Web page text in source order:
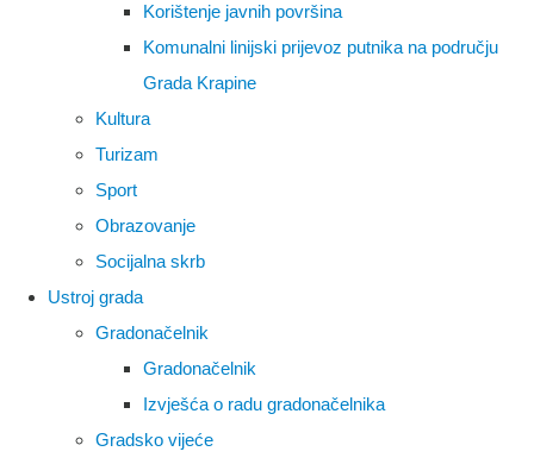
Korištenje javnih površina
Komunalni linijski prijevoz putnika na području
Grada Krapine
Kultura
Turizam
Sport
Obrazovanje
Socijalna skrb
Ustroj grada
Gradonačelnik
Gradonačelnik
Izvješća o radu gradonačelnika
Gradsko vijeće